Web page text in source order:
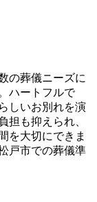
の葬儀ニーズに
ハートフルで
しいお別れを演
担も抑えられ、
を大切にできま
戸市での葬儀準